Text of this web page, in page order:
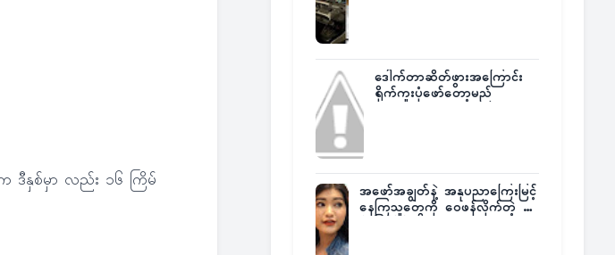
ဒီနှစ်မှာ လည်း ၁၆ ကြိမ်
ဒေါက်တာဆိတ်ဖွားအကြောင်း
ရိုက်ကူးပုံဖော်တော့မည်
အဖော်အချွတ်နဲ့ အနုပညာကြေးမြင့်
နေကြသူတွေကို ဝေဖန်လိုက်တဲ့ သ